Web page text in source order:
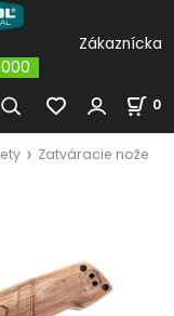
0
Zatváracie nože